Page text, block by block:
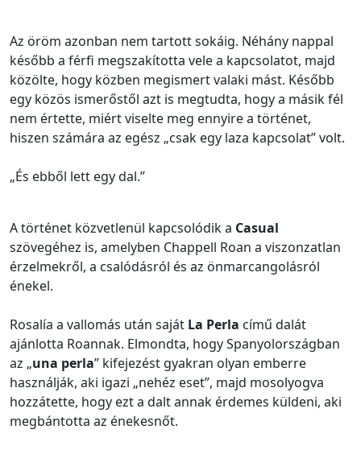
Az öröm azonban nem tartott sokáig. Néhány nappal
később a férfi megszakította vele a kapcsolatot, majd
közölte, hogy közben megismert valaki mást. Később
egy közös ismerőstől azt is megtudta, hogy a másik fél
nem értette, miért viselte meg ennyire a történet,
hiszen számára az egész „csak egy laza kapcsolat” volt.
„És ebből lett egy dal.”
A történet közvetlenül kapcsolódik a Casual
szövegéhez is, amelyben Chappell Roan a viszonzatlan
érzelmekről, a csalódásról és az önmarcangolásról
énekel.
Rosalía a vallomás után saját La Perla című dalát
ajánlotta Roannak. Elmondta, hogy Spanyolországban
az „una perla” kifejezést gyakran olyan emberre
használják, aki igazi „nehéz eset”, majd mosolyogva
hozzátette, hogy ezt a dalt annak érdemes küldeni, aki
megbántotta az énekesnőt.